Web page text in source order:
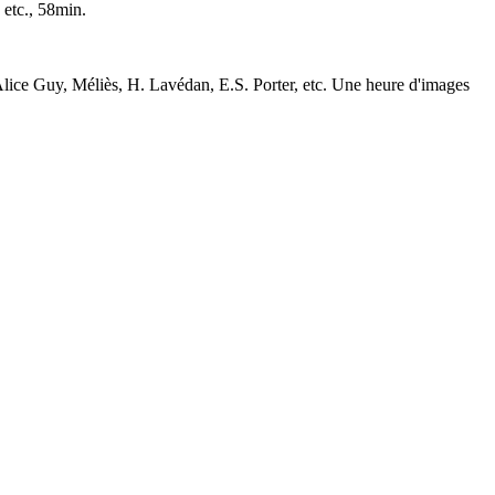
58min.
Guy, Méliès, H. Lavédan, E.S. Porter, etc. Une heure d'images